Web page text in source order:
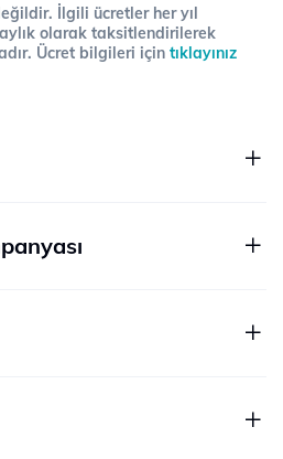
İlgili ücretler her yıl
olarak taksitlendirilerek
Ücret bilgileri için tıklayınız